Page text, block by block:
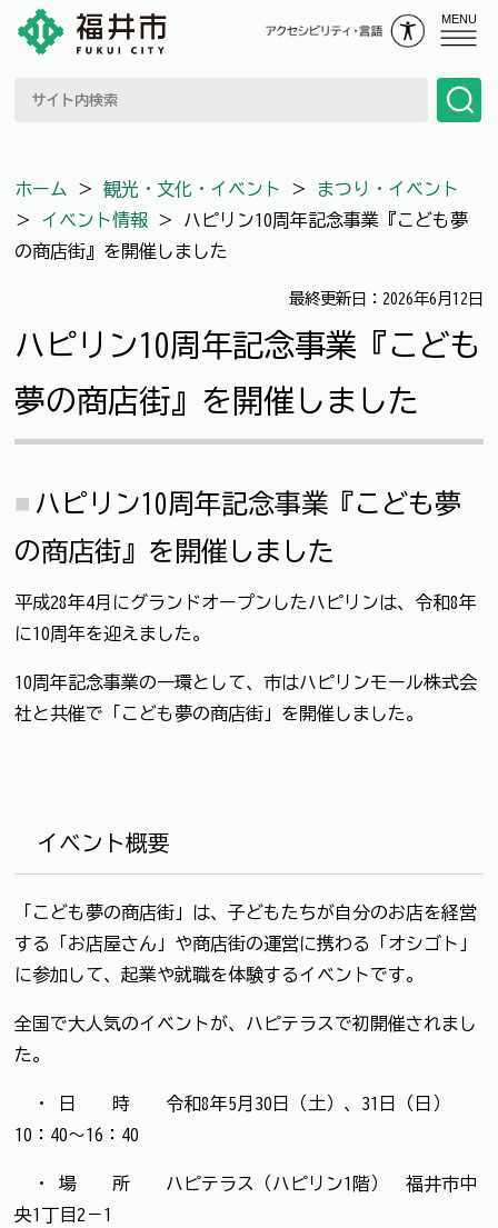
MENU
ホーム ＞ 観光・文化・イベント ＞
まつり・イベント
＞ イベント情報 ＞
ハピリン10周年記念事業『こども夢
の商店街』を開催しました
最終更新日：2026年6月12日
ハピリン10周年記念事業『こども
夢の商店街』を開催しました
ハピリン10周年記念事業『こども夢
の商店街』を開催しました
平成28年4月にグランドオープンしたハピリンは、令和8年
に10周年を迎えました。
10周年記念事業の一環として、市はハピリンモール株式会
社と共催で「こども夢の商店街」を開催しました。
イベント概要
「こども夢の商店街」は、子どもたちが自分のお店を経営
する「お店屋さん」や商店街の運営に携わる「オシゴト」
に参加して、起業や就職を体験するイベントです。
全国で大人気のイベントが、ハピテラスで初開催されまし
た。
・ 日 時 令和8年5月30日（土）、31日（日）
10：40～16：40
・ 場 所 ハピテラス（ハピリン1階） 福井市中
央1丁目2－1